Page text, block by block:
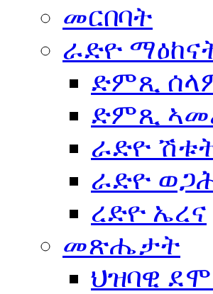
መርበባት
ራድዮ
ድምጺ
ድምጺ
ራድዮ
ራድዮ
ረድዮ ኤረና
መጽሔታት
ህዝባዊ